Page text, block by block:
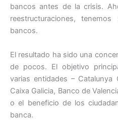
bancos antes de la crisis.
reestructuraciones,
bancos.
El resultado ha sido una
de pocos. El objetivo
varias entidades – Catalunya
Caixa Galicia, Banco de
o el beneficio de los
banca.